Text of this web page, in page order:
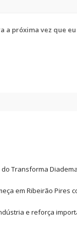
a próxima vez que
do Transforma
em Ribeirão Pires
e reforça